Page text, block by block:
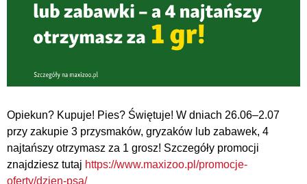
Opiekun? Kupuje! Pies? Świętuje! W dniach 26.06–2.07
przy zakupie 3 przysmaków, gryzaków lub zabawek, 4
najtańszy otrzymasz za 1 grosz! Szczegóły promocji
znajdziesz tutaj https://www.maxizoo.pl/promocje-
oferty/dzien-psa/